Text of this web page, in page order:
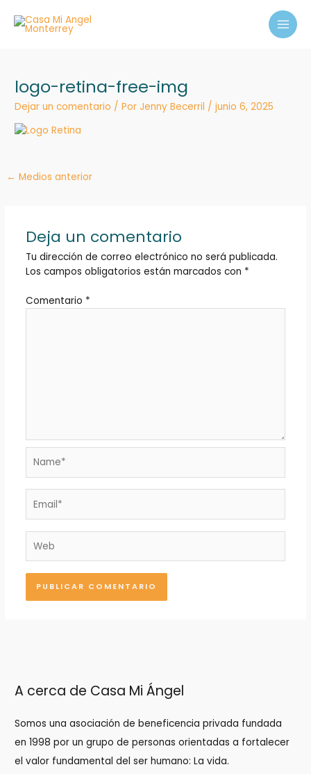
contenido
logo-retina-free-img
Dejar un comentario / PorJenny Becerril /junio 6, 2025
← Medios anterior
Deja un comentario
Tu dirección de correo electrónico no será publicada.
Los campos obligatorios están marcados con *
Comentario *
A cerca de Casa Mi Ángel
Somos una asociación de beneficencia privada fundada
en 1998 por un grupo de personas orientadas a fortalecer
el valor fundamental del ser humano: La vida.